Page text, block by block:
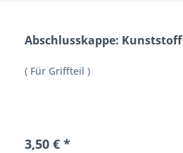
Abschlusskappe: Kunststoff
( Für Griffteil )
3,50 € *